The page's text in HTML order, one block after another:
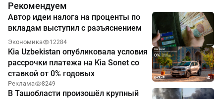
Рекомендуем
Автор идеи налога на проценты по
вкладам выступил с разъяснением
Экономика 12284
Kia Uzbekistan опубликовала условия
рассрочки платежа на Kia Sonet со
ставкой от 0% годовых
Реклама 8249
В Ташобласти произошёл крупный